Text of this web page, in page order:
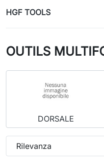
HGF TOOLS
OUTILS
DORSALE
Rilevanza